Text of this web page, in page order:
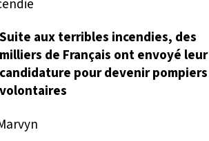
Suite aux terribles incendies, des
milliers de Français ont envoyé leur
candidature pour devenir pompiers
volontaires